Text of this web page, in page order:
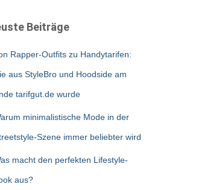
Beiträge
Rapper-Outfits zu Handytarifen:
aus StyleBro und Hoodside am
tarifgut.de wurde
minimalistische Mode in der
Szene immer beliebter wird
macht den perfekten Lifestyle-
aus?